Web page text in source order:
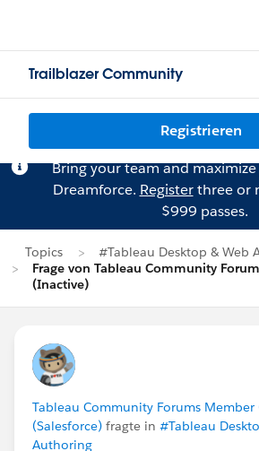
Trailblazer Community
Registrieren
Bring your team and
Dreamforce. Registerthree or
$999 passes.
Topics
#Tableau Desktop & Web
Frage von Tableau Community
(Inactive)
Tableau Community Forums
(Salesforce) fragte in #Tableau
Authoring